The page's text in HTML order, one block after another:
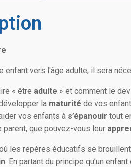
enfant vers l'âge adulte, il sera
« être adulte » et comment le
la maturité de vos
vos enfants à s’épanouir tout
parent, que pouvez-vous leur
les repères éducatifs se
. En partant du principe qu’un enfant